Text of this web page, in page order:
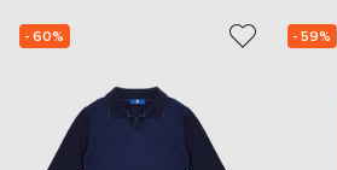
- 60% - 59%